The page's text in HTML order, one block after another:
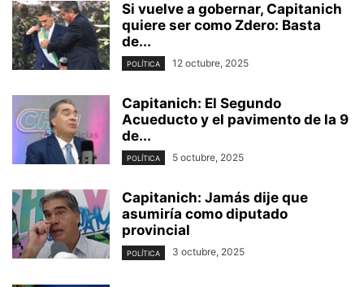
Si vuelve a gobernar, Capitanich
quiere ser como Zdero: Basta
de...
POLÍTICA 12 octubre, 2025
Capitanich: El Segundo
Acueducto y el pavimento de la 9
de...
POLÍTICA 5 octubre, 2025
Capitanich: Jamás dije que
asumiría como diputado
provincial
POLÍTICA 3 octubre, 2025